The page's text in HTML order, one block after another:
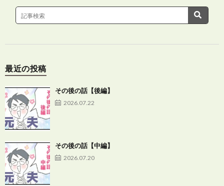
最近の投稿
その後の話【後編】
2026.07.22
その後の話【中編】
2026.07.20